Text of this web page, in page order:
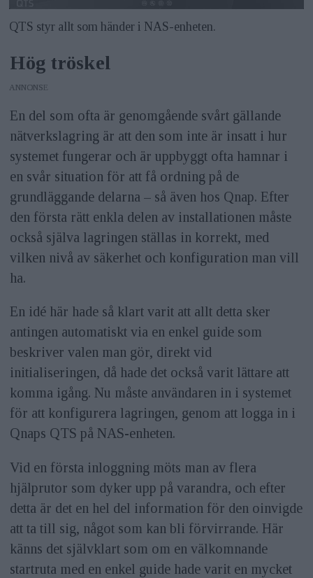
QTS styr allt som händer i NAS-enheten.
Hög tröskel
ANNONS
En del som ofta är genomgående svårt gällande
nätverkslagring är att den som inte är insatt i hur
systemet fungerar och är uppbyggt ofta hamnar i
en svår situation för att få ordning på de
grundläggande delarna – så även hos Qnap. Efter
den första rätt enkla delen av installationen måste
också själva lagringen ställas in korrekt, med
vilken nivå av säkerhet och konfiguration man vill
ha.
En idé här hade så klart varit att allt detta sker
antingen automatiskt via en enkel guide som
beskriver valen man gör, direkt vid
initialiseringen, då hade det också varit lättare att
komma igång. Nu måste användaren in i systemet
för att konfigurera lagringen, genom att logga in i
Qnaps QTS på NAS-enheten.
Vid en första inloggning möts man av flera
hjälprutor som dyker upp på varandra, och efter
detta är det en hel del information för den oinvigde
att ta till sig, något som kan bli förvirrande. Här
känns det självklart som om en välkomnande
startruta med en enkel guide hade varit en mycket